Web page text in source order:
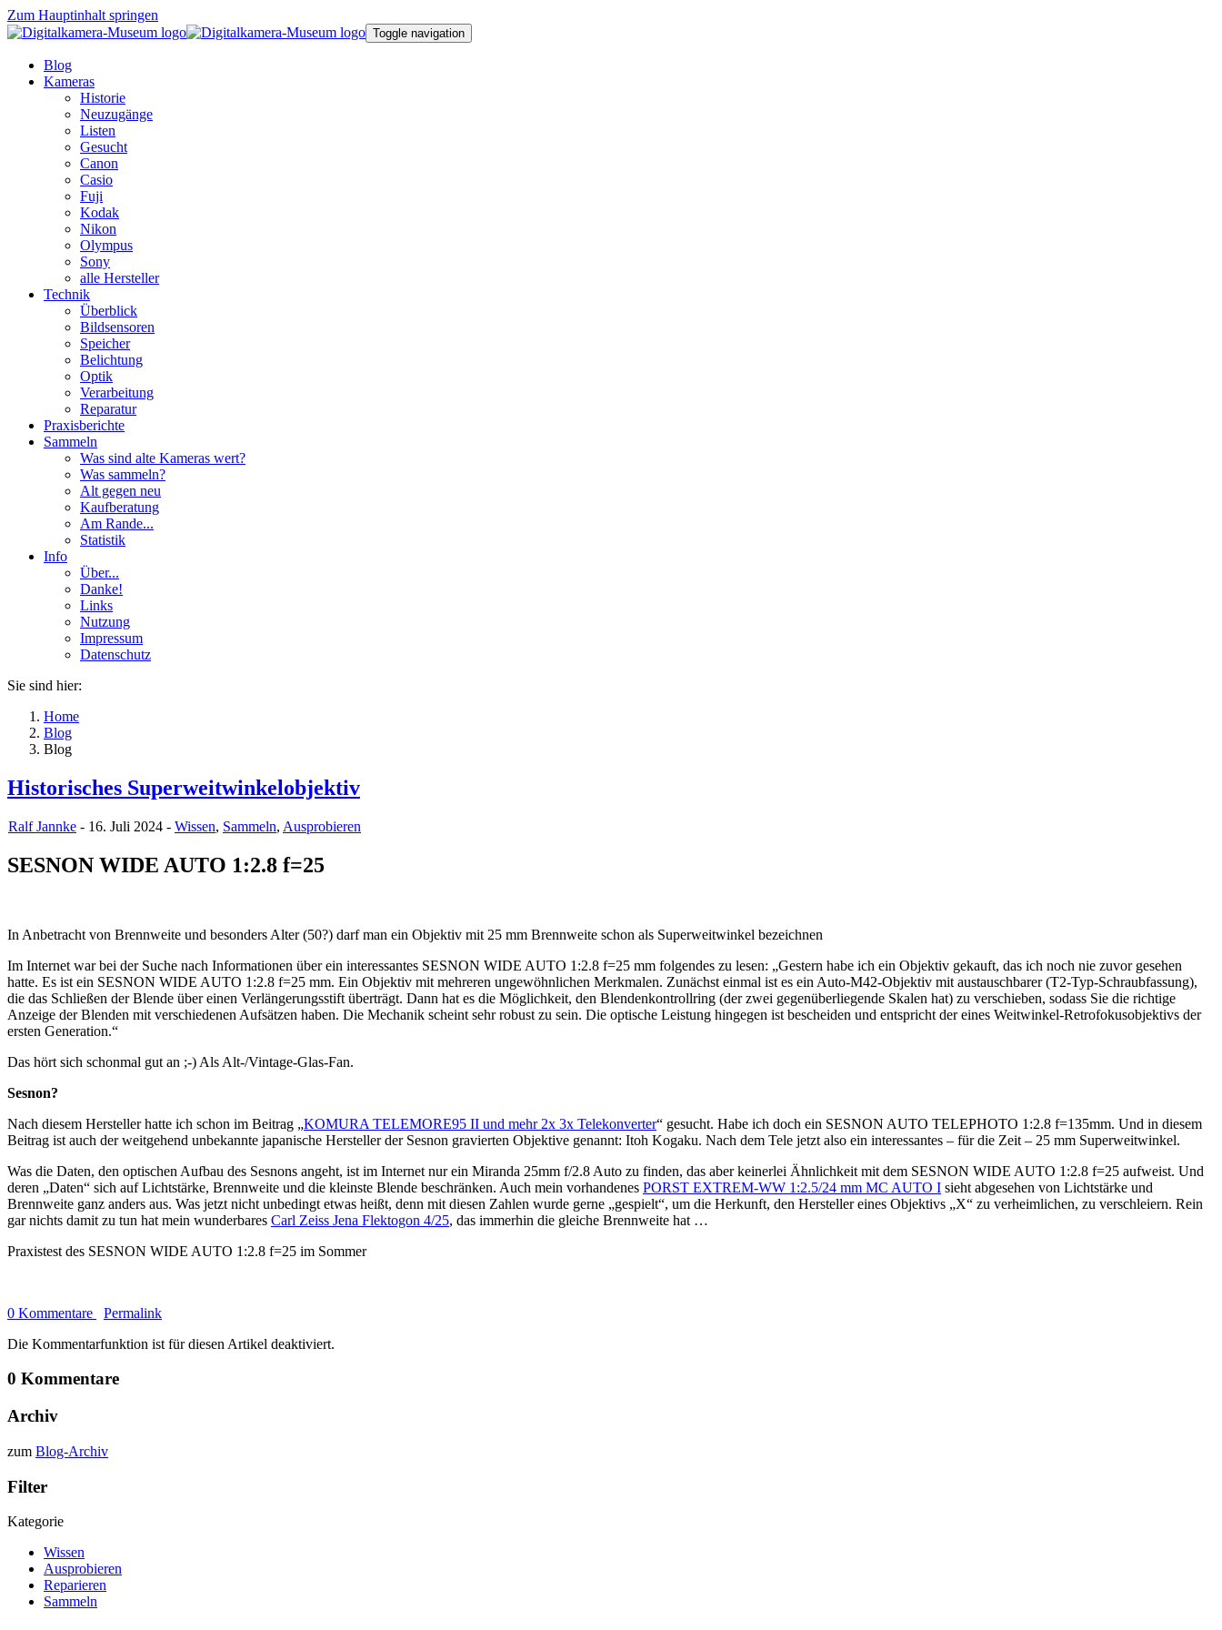
Zum Hauptinhalt springen
Toggle navigation
Blog
Kameras
Historie
Neuzugänge
Listen
Gesucht
Canon
Casio
Fuji
Kodak
Nikon
Olympus
Sony
alle Hersteller
Technik
Überblick
Bildsensoren
Speicher
Belichtung
Optik
Verarbeitung
Reparatur
Praxisberichte
Sammeln
Was sind alte Kameras wert?
Was sammeln?
Alt gegen neu
Kaufberatung
Am Rande...
Statistik
Info
Über...
Danke!
Links
Nutzung
Impressum
Datenschutz
Sie sind hier:
Home
Blog
Blog
Historisches Superweitwinkelobjektiv
Ralf Jannke - 16. Juli 2024 - Wissen, Sammeln, Ausprobieren
SESNON WIDE AUTO 1:2.8 f=25
In Anbetracht von Brennweite und besonders Alter (50?) darf man ein Objektiv mit 25 mm Brennweite schon als Superweitwinkel bezeichnen
Im Internet war bei der Suche nach Informationen über ein interessantes SESNON WIDE AUTO 1:2.8 f=25 mm folgendes zu lesen: „Gestern habe ich ein Objektiv gekauft, das ich noch nie zuvor gesehen
hatte. Es ist ein SESNON WIDE AUTO 1:2.8 f=25 mm. Ein Objektiv mit mehreren ungewöhnlichen Merkmalen. Zunächst einmal ist es ein Auto-M42-Objektiv mit austauschbarer (T2-Typ-Schraubfassung),
die das Schließen der Blende über einen Verlängerungsstift überträgt. Dann hat es die Möglichkeit, den Blendenkontrollring (der zwei gegenüberliegende Skalen hat) zu verschieben, sodass Sie die richtige
Anzeige der Blenden mit verschiedenen Aufsätzen haben. Die Mechanik scheint sehr robust zu sein. Die optische Leistung hingegen ist bescheiden und entspricht der eines Weitwinkel-Retrofokusobjektivs der
ersten Generation.“
Das hört sich schonmal gut an ;-) Als Alt-/Vintage-Glas-Fan.
Sesnon?
Nach diesem Hersteller hatte ich schon im Beitrag „KOMURA TELEMORE95 II und mehr 2x 3x Telekonverter“ gesucht. Habe ich doch ein SESNON AUTO TELEPHOTO 1:2.8 f=135mm. Und in diesem
Beitrag ist auch der weitgehend unbekannte japanische Hersteller der Sesnon gravierten Objektive genannt: Itoh Kogaku. Nach dem Tele jetzt also ein interessantes – für die Zeit – 25 mm Superweitwinkel.
Was die Daten, den optischen Aufbau des Sesnons angeht, ist im Internet nur ein Miranda 25mm f/2.8 Auto zu finden, das aber keinerlei Ähnlichkeit mit dem SESNON WIDE AUTO 1:2.8 f=25 aufweist. Und
deren „Daten“ sich auf Lichtstärke, Brennweite und die kleinste Blende beschränken. Auch mein vorhandenes PORST EXTREM-WW 1:2.5/24 mm MC AUTO I sieht abgesehen von Lichtstärke und
Brennweite ganz anders aus. Was jetzt nicht unbedingt etwas heißt, denn mit diesen Zahlen wurde gerne „gespielt“, um die Herkunft, den Hersteller eines Objektivs „X“ zu verheimlichen, zu verschleiern. Rein
gar nichts damit zu tun hat mein wunderbares Carl Zeiss Jena Flektogon 4/25, das immerhin die gleiche Brennweite hat …
Praxistest des SESNON WIDE AUTO 1:2.8 f=25 im Sommer
0 Kommentare
Permalink
Die Kommentarfunktion ist für diesen Artikel deaktiviert.
0 Kommentare
Archiv
zum Blog-Archiv
Filter
Kategorie
Wissen
Ausprobieren
Reparieren
Sammeln